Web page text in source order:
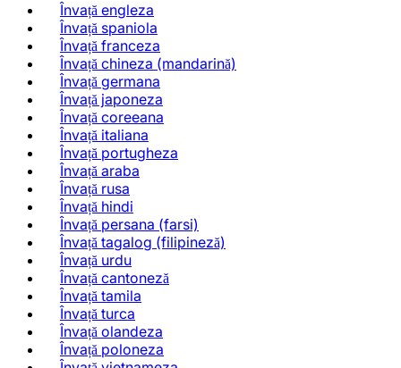
Învață engleza
Învață spaniola
Învață franceza
Învață chineza (mandarină)
Învață germana
Învață japoneza
Învață coreeana
Învață italiana
Învață portugheza
Învață araba
Învață rusa
Învață hindi
Învață persana (farsi)
Învață tagalog (filipineză)
Învață urdu
Învață cantoneză
Învață tamila
Învață turca
Învață olandeza
Învață poloneza